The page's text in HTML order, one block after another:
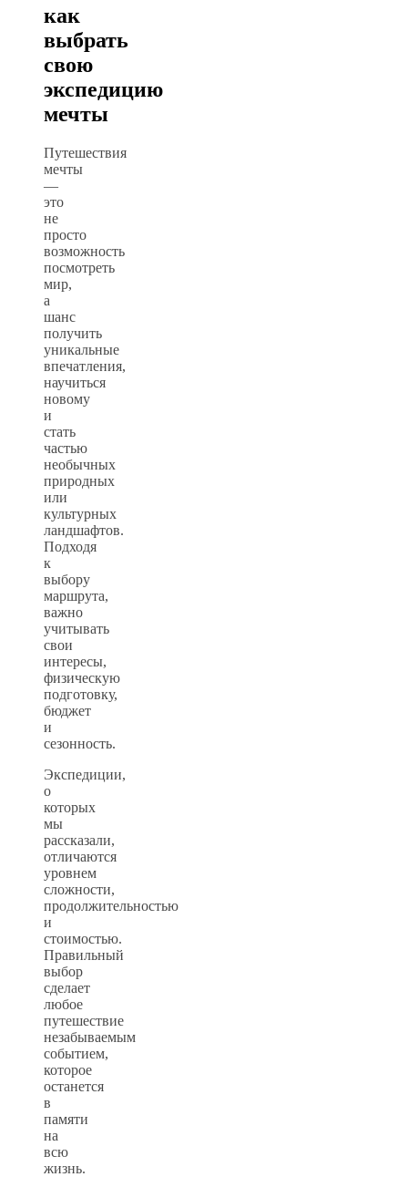
как
выбрать
свою
экспедицию
мечты
Путешествия
мечты
—
это
не
просто
возможность
посмотреть
мир,
а
шанс
получить
уникальные
впечатления,
научиться
новому
и
стать
частью
необычных
природных
или
культурных
ландшафтов.
Подходя
к
выбору
маршрута,
важно
учитывать
свои
интересы,
физическую
подготовку,
бюджет
и
сезонность.
Экспедиции,
о
которых
мы
рассказали,
отличаются
уровнем
сложности,
продолжительностью
и
стоимостью.
Правильный
выбор
сделает
любое
путешествие
незабываемым
событием,
которое
останется
в
памяти
на
всю
жизнь.